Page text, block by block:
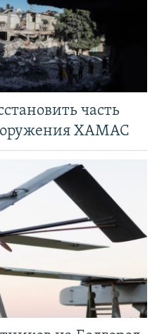
часть
ХАМАС